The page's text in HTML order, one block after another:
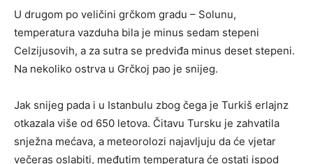
U drugom po veličini grčkom gradu – Solunu,
temperatura vazduha bila je minus sedam stepeni
Celzijusovih, a za sutra se predviđa minus deset stepeni.
Na nekoliko ostrva u Grčkoj pao je snijeg.
Јak snijeg pada i u Istanbulu zbog čega je Turkiš erlajnz
otkazala više od 650 letova. Čitavu Tursku je zahvatila
snježna mećava, a meteorolozi najavljuju da će vjetar
večeras oslabiti, međutim temperatura će ostati ispod